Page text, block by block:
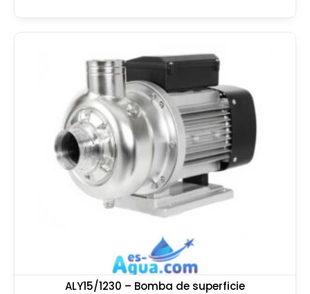
ALY15/1230 – Bomba de superficie